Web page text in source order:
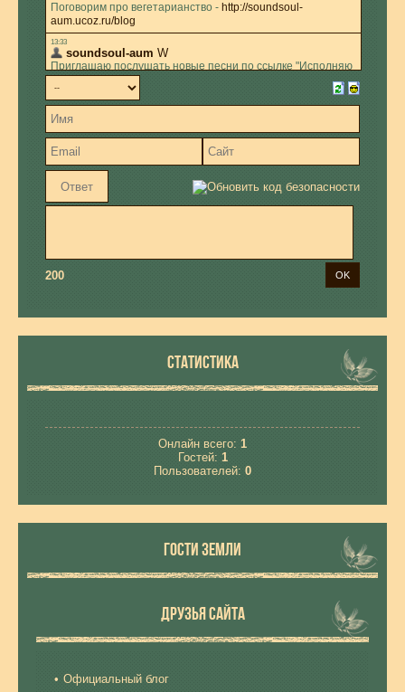
200
СТАТИСТИКА
Онлайн всего: 1
Гостей: 1
Пользователей: 0
ГОСТИ ЗЕМЛИ
ДРУЗЬЯ САЙТА
Официальный блог